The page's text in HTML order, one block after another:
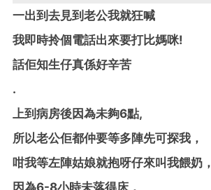
一出到去見到老公我就狂喊
我即時拎個電話出來要打比媽咪!
話佢知生仔真係好辛苦
.
上到病房後因為未夠6點,
所以老公佢都仲要等多陣先可探我，
咁我等左陣姑娘就抱呀仔來叫我餵奶，
因為6-8小時未落得床，